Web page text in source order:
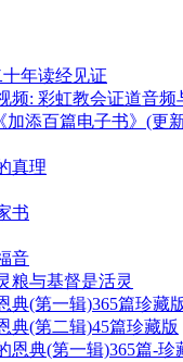
年读经见证
频: 彩虹教会证道音频
加添百篇电子书》(更
真理
书
音
粮与基督是活灵
典(第一辑)365篇珍藏
典(第二辑)45篇珍藏版
恩典(第一辑)365篇-珍